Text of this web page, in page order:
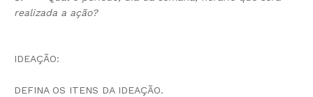
realizada a ação?
IDEAÇÃO:
DEFINA OS ITENS DA IDEAÇÃO.